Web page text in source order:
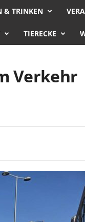
& TRINKEN
TIERECKE
Verkehr